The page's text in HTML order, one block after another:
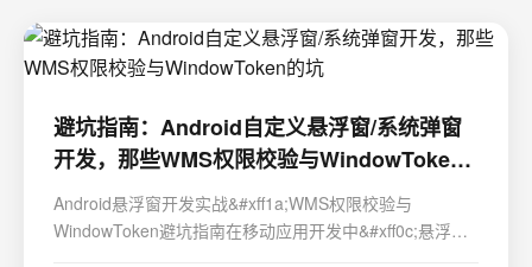
避坑指南：Android自定义悬浮窗/系统弹窗
开发，那些WMS权限校验与WindowToken
的坑
Android悬浮窗开发实战&#xff1a;WMS权限校验与
WindowToken避坑指南在移动应用开发中&#xff0c;悬浮窗